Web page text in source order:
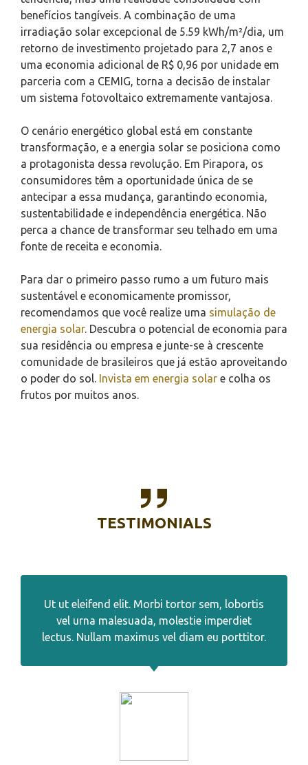
benefícios tangíveis. A combinação de uma
irradiação solar excepcional de 5.59 kWh/m²/dia, um
retorno de investimento projetado para 2,7 anos e
uma economia adicional de R$ 0,96 por unidade em
parceria com a CEMIG, torna a decisão de instalar
um sistema fotovoltaico extremamente vantajosa.
O cenário energético global está em constante
transformação, e a energia solar se posiciona como
a protagonista dessa revolução. Em Pirapora, os
consumidores têm a oportunidade única de se
antecipar a essa mudança, garantindo economia,
sustentabilidade e independência energética. Não
perca a chance de transformar seu telhado em uma
fonte de receita e economia.
Para dar o primeiro passo rumo a um futuro mais
sustentável e economicamente promissor,
recomendamos que você realize uma simulação de
energia solar. Descubra o potencial de economia para
sua residência ou empresa e junte-se à crescente
comunidade de brasileiros que já estão aproveitando
o poder do sol. Invista em energia solar e colha os
frutos por muitos anos.
TESTIMONIALS
Ut ut eleifend elit. Morbi tortor sem, lobortis
vel urna malesuada, molestie imperdiet
lectus. Nullam maximus vel diam eu porttitor.